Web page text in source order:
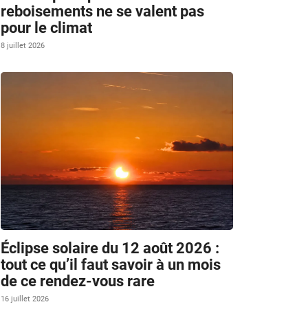
reboisements ne se valent pas
pour le climat
8 juillet 2026
Éclipse solaire du 12 août 2026 :
tout ce qu’il faut savoir à un mois
de ce rendez-vous rare
16 juillet 2026